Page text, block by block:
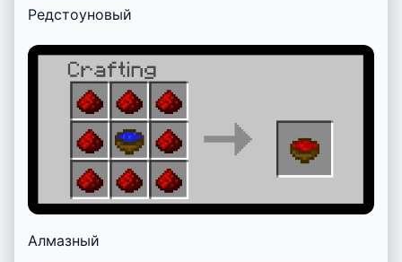
Редстоуновый
Алмазный